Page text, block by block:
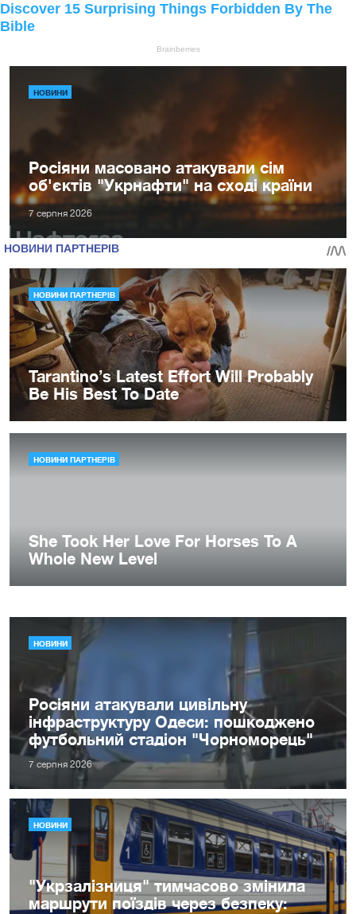
НОВИНИ
Росіяни масовано атакували сім
об'єктів "Укрнафти" на сході країни
7 серпня 2026
НОВИНИ
Росіяни атакували цивільну
інфраструктуру Одеси: пошкоджено
футбольний стадіон "Чорноморець"
7 серпня 2026
НОВИНИ
"Укрзалізниця" тимчасово змінила
маршрути поїздів через безпеку: